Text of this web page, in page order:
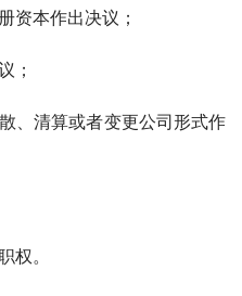
资本作出决议；
；
、清算或者变更公司形式作
权。